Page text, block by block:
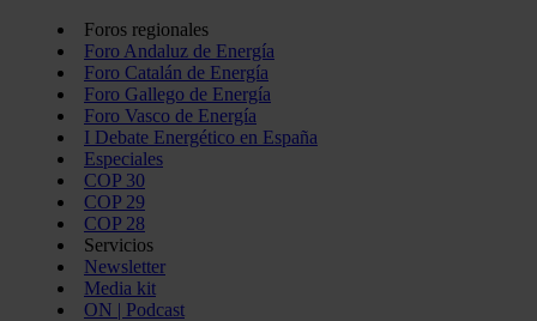
Foros regionales
Foro Andaluz de Energía
Foro Catalán de Energía
Foro Gallego de Energía
Foro Vasco de Energía
I Debate Energético en España
Especiales
COP 30
COP 29
COP 28
Servicios
Newsletter
Media kit
ON | Podcast